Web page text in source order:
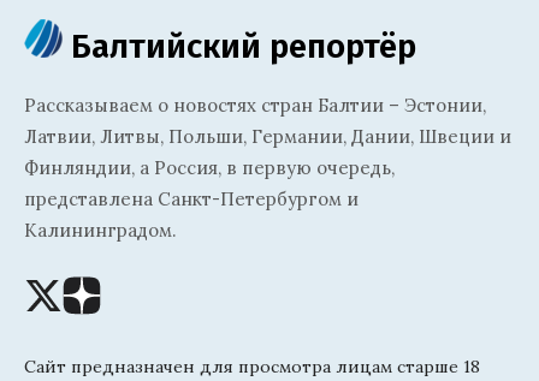
Балтийский репортёр
Рассказываем о новостях стран Балтии – Эстонии,
Латвии, Литвы, Польши, Германии, Дании, Швеции и
Финляндии, а Россия, в первую очередь,
представлена Санкт-Петербургом и
Калининградом.
Сайт предназначен для просмотра лицам старше 18